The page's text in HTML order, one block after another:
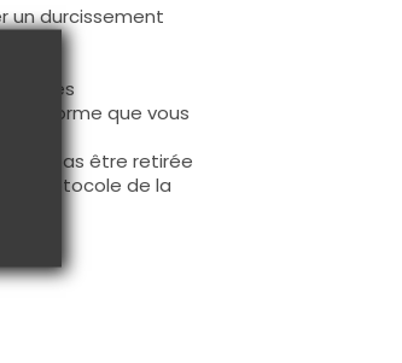
un durcissement
des
la forme que vous
doit pas être retirée
du protocole de la